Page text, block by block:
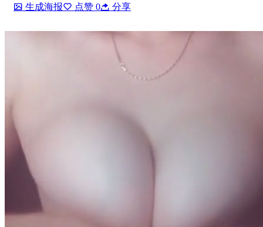
生成海报
点赞 0 分享